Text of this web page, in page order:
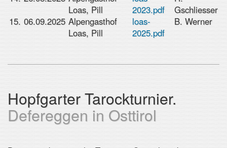
Loas, Pill
2023.pdf
Gschliesser
15. 06.09.2025 Alpengasthof
Loas, Pill
loas-
2025.pdf
B. Werner
Hopfgarter Tarockturnier.
Defereggen in Osttirol